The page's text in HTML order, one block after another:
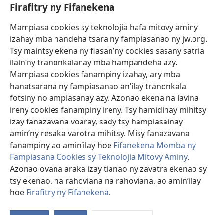
Firafitry ny Fifanekena
Mampiasa cookies sy teknolojia hafa mitovy aminy
izahay mba handeha tsara ny fampiasanao ny jw.org.
Tsy maintsy ekena ny fiasan’ny cookies sasany satria
ilain’ny tranonkalanay mba hampandeha azy.
Mampiasa cookies fanampiny izahay, ary mba
hanatsarana ny fampiasanao an’ilay tranonkala
fotsiny no ampiasanay azy. Azonao ekena na lavina
ireny cookies fanampiny ireny. Tsy hamidinay mihitsy
izay fanazavana voaray, sady tsy hampiasainay
amin’ny resaka varotra mihitsy. Misy fanazavana
fanampiny ao amin’ilay hoe Fifanekena Momba ny
Fampiasana Cookies sy Teknolojia Mitovy Aminy.
Azonao ovana araka izay tianao ny zavatra ekenao sy
tsy ekenao, na rahoviana na rahoviana, ao amin’ilay
hoe Firafitry ny Fifanekena.
Fanampiana
Fanomezana
(manokatra
rohy)
FITEHIRIZAM-BOKIN’NY Vavolombelon’i Jehovah
(manokatra
rohy)
JW Hub
(manokatra
rohy)
JW Library
Watchtower Library ®
Copyright© 2026 Watch Tower Bible and Tract Society of Pennsylvania.
FIFANEKENA| FIFANEKENA MOMBA NY TSIAMBARATELO
NY FIFANEKENA